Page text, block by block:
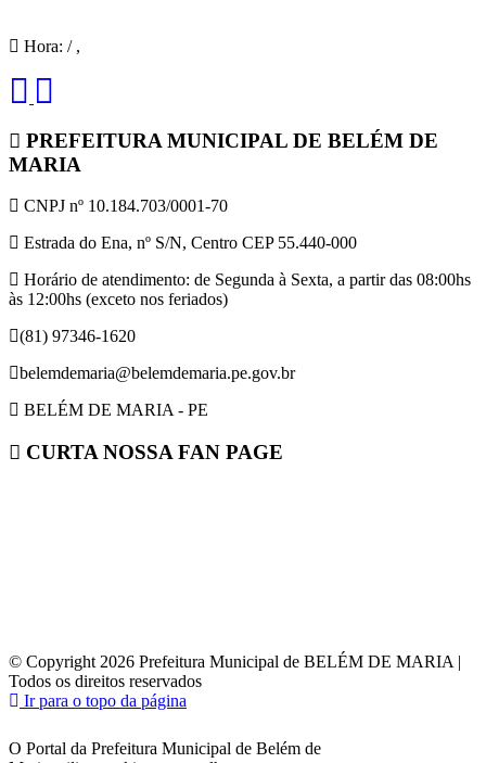
Hora: / ,
PREFEITURA MUNICIPAL DE BELÉM DE
MARIA
CNPJ nº 10.184.703/0001-70
Estrada do Ena, nº S/N, Centro CEP 55.440-000
Horário de atendimento: de Segunda à Sexta, a partir das 08:00hs
às 12:00hs (exceto nos feriados)
(81) 97346-1620
belemdemaria@belemdemaria.pe.gov.br
BELÉM DE MARIA - PE
CURTA NOSSA FAN PAGE
© Copyright 2026 Prefeitura Municipal de BELÉM DE MARIA |
Todos os direitos reservados
Ir para o topo da página
O Portal da Prefeitura Municipal de Belém de